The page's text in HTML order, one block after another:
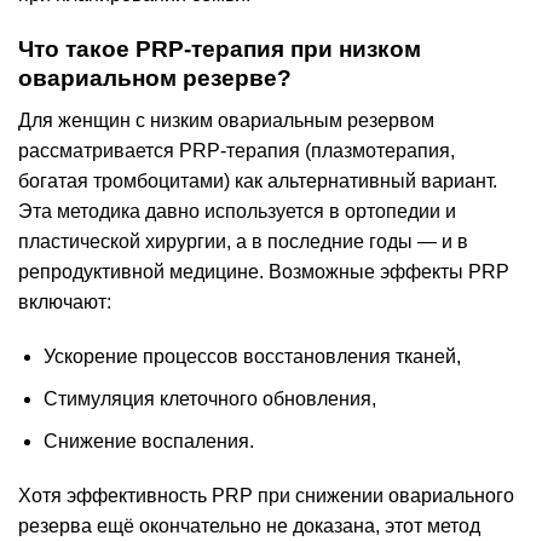
Что такое PRP-терапия при низком
овариальном резерве?
Для женщин с низким овариальным резервом
рассматривается PRP-терапия (плазмотерапия,
богатая тромбоцитами) как альтернативный вариант.
Эта методика давно используется в ортопедии и
пластической хирургии, а в последние годы — и в
репродуктивной медицине. Возможные эффекты PRP
включают:
Ускорение процессов восстановления тканей,
Стимуляция клеточного обновления,
Снижение воспаления.
Хотя эффективность PRP при снижении овариального
резерва ещё окончательно не доказана, этот метод